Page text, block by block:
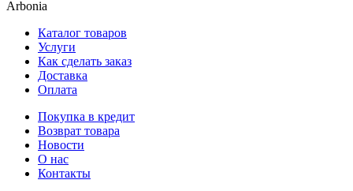
Arbonia
Каталог товаров
Услуги
Как сделать заказ
Доставка
Оплата
Покупка в кредит
Возврат товара
Новости
О нас
Контакты